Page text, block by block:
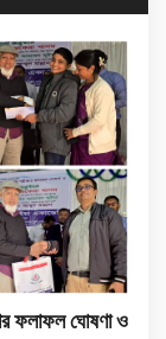
ফলাফল ঘোষণা ও